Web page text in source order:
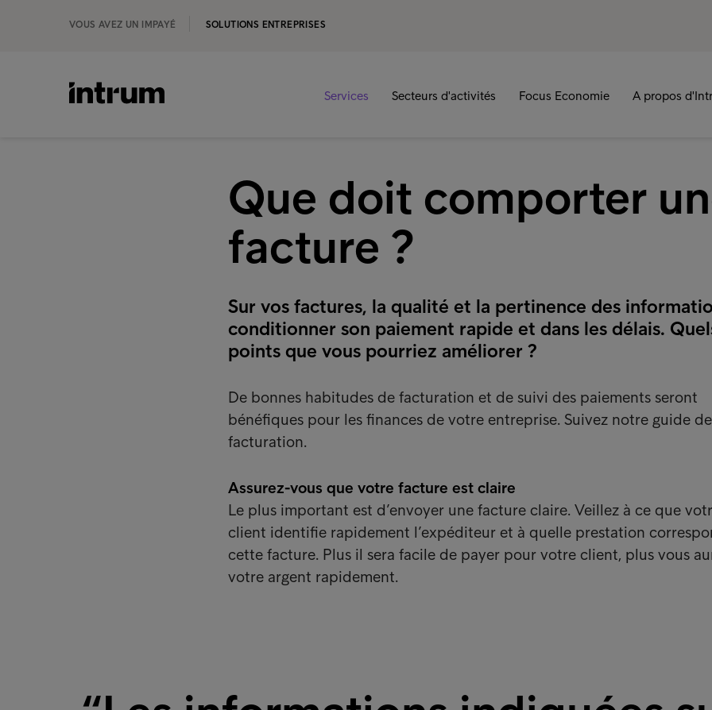
VOUS AVEZ UN IMPAYÉ SOLUTIONS ENTREPRISES
Services Secteurs d'activités Focus Economie A propos
Que doit comporter
facture ?
Sur vos factures, la qualité et la pertinence des
conditionner son paiement rapide et dans les délais.
points que vous pourriez améliorer ?
De bonnes habitudes de facturation et de suivi des paiements seront
bénéfiques pour les finances de votre entreprise. Suivez notre guide de
facturation.
Assurez-vous que votre facture est claire
Le plus important est d’envoyer une facture claire. Veillez à ce que
client identifie rapidement l’expéditeur et à quelle prestation
cette facture. Plus il sera facile de payer pour votre client, plus vous
votre argent rapidement.